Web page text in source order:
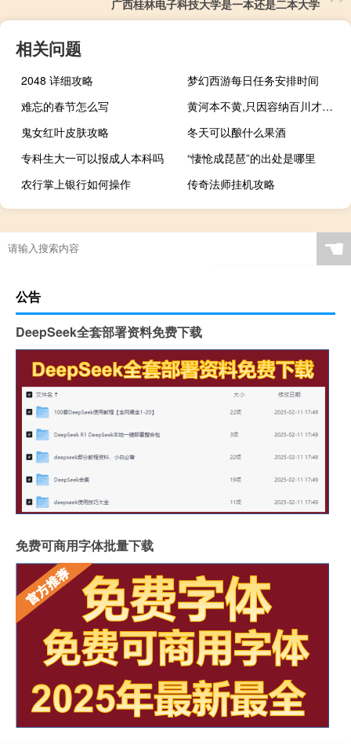
广西桂林电子科技大学是一本还是二本大学
相关问题
2048 详细攻略
梦幻西游每日任务安排时间
难忘的春节怎么写
黄河本不黄,只因容纳百川才变了模样是什么意思
鬼女红叶皮肤攻略
冬天可以酿什么果酒
专科生大一可以报成人本科吗
“悽怆成琵琶”的出处是哪里
农行掌上银行如何操作
传奇法师挂机攻略
☚
公告
DeepSeek全套部署资料免费下载
免费可商用字体批量下载